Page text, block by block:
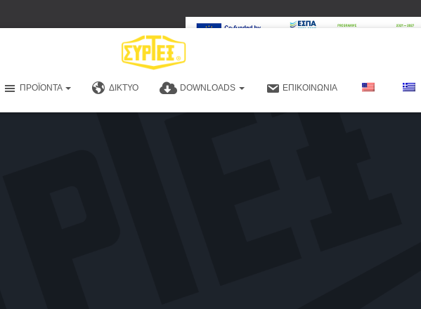
ΠΡΟΪΌΝΤΑ ΔΊΚΤΥΟ DOWNLOADS ΕΠΙΚΟΙΝΩΝΊΑ